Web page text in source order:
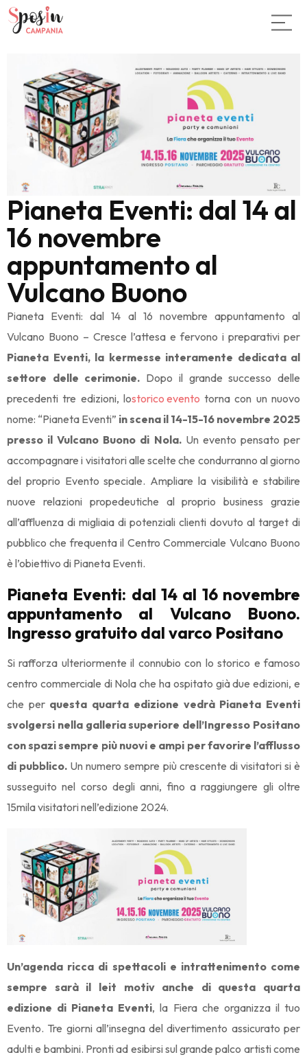
Pianeta Eventi: dal 14 al
16 novembre
appuntamento al
Vulcano Buono
Pianeta Eventi: dal 14 al 16 novembre appuntamento al
Vulcano Buono – Cresce l’attesa e fervono i preparativi per
Pianeta Eventi, la kermesse interamente dedicata al
settore delle cerimonie. Dopo il grande successo delle
precedenti tre edizioni, lostorico evento torna con un nuovo
nome: “Pianeta Eventi” in scena il 14-15-16 novembre 2025
presso il Vulcano Buono di Nola.Un evento pensato per
accompagnare i visitatori alle scelte che condurranno al giorno
del proprio Evento speciale. Ampliare la visibilità e stabilire
nuove relazioni propedeutiche al proprio business grazie
all’affluenza di migliaia di potenziali clienti dovuto al target di
pubblico che frequenta il Centro Commerciale Vulcano Buono
è l’obiettivo di Pianeta Eventi.
Pianeta Eventi: dal 14 al 16 novembre
appuntamento al Vulcano Buono.
Ingresso gratuito dal varco Positano
Si rafforza ulteriormente il connubio con lo storico e famoso
centro commerciale di Nola che ha ospitato già due edizioni, e
che per questa quarta edizione vedrà Pianeta Eventi
svolgersi nella galleria superiore dell’Ingresso Positano
con spazi sempre più nuovi e ampi per favorire l’afflusso
di pubblico. Un numero sempre più crescente di visitatori si è
susseguito nel corso degli anni, fino a raggiungere gli oltre
15mila visitatori nell’edizione 2024.
Un’agenda ricca di spettacoli e intrattenimento come
sempre sarà il leit motiv anche di questa quarta
edizione di Pianeta Eventi, la Fiera che organizza il tuo
Evento. Tre giorni all’insegna del divertimento assicurato per
adulti e bambini. Pronti ad esibirsi sul grande palco artisti come